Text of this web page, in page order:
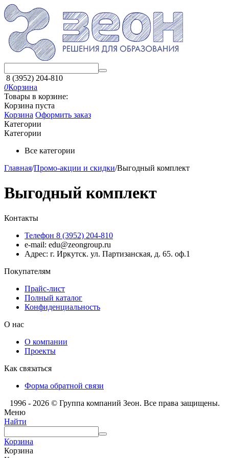
8 (3952) 204-810
0Корзина
Товары в корзине:
Корзина пуста
Корзина Оформить заказ
Категории
Категории
Все категории
Главная/Промо-акции и скидки/Выгодный комплект
Выгодный комплект
Контакты
Телефон 8 (3952) 204-810
e-mail: edu@zeongroup.ru
Адрес: г. Иркутск. ул. Партизанская, д. 65. оф.1
Покупателям
Прайс-лист
Полный каталог
Конфиденциальность
О нас
О компании
Проекты
Как связаться
Форма обратной связи
1996 - 2026 © Группа компаний Зеон. Все права защищены.
Меню
Найти
Корзина
Корзина